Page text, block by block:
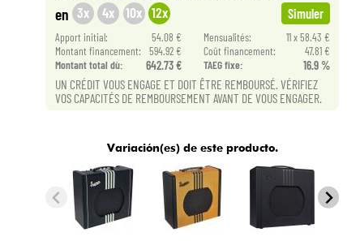
en 3x 4x 10x 12x Simuler
Apport initial: 54.08 € Mensualités:
11 x 58.43 €
Montant financement:
594.92 € Coût financement:
47.81 €
Montant total dù:
642.73 € TAEG fixe: 16.9 %
UN CRÉDIT VOUS ENGAGE ET DOIT ÊTRE REMBOURSÉ. VÉRIFIEZ
VOS CAPACITÉS DE REMBOURSEMENT AVANT DE VOUS ENGAGER.
Variación(es) de este producto.